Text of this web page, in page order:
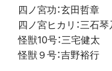
四ノ宮功：玄田哲章
四ノ宮ヒカリ：三石琴
怪獣10号：三宅健太
怪獣９号：吉野裕行